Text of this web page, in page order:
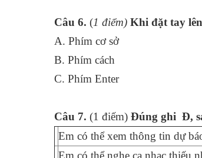
Câu 6. (1 điểm) Khi đặt tay
A. Phím cơ sở
B. Phím cách
C. Phím Enter
Câu 7. (1 điếm) Đúng ghi Đ,
Em có thể xem thông tin dự
Em có thể nghe ca nhạc thiếu